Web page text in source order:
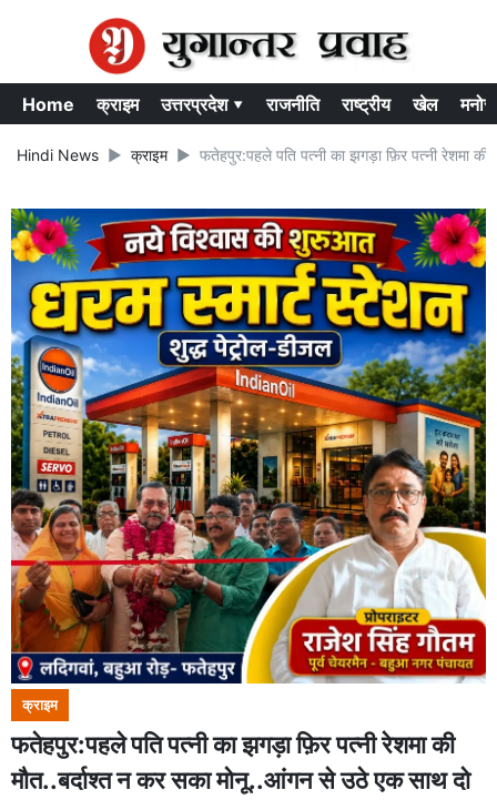
Home क्राइम उत्तरप्रदेश ▾ राजनीति राष्ट्रीय खेल
Hindi News क्राइम फतेहपुर:पहले पति पत्नी का झगड़ा फ़िर पत्नी रेशमा
क्राइम
फतेहपुर:पहले पति पत्नी का झगड़ा फ़िर पत्नी रेशमा की
मौत..बर्दाश्त न कर सका मोनू..आंगन से उठे एक साथ दो